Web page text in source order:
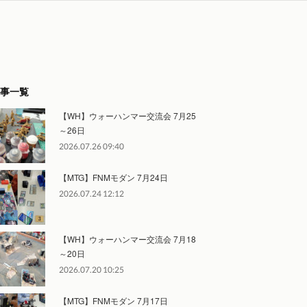
一覧
【WH】ウォーハンマー交流会 7月25
～26日
2026.07.26 09:40
【MTG】FNMモダン 7月24日
2026.07.24 12:12
【WH】ウォーハンマー交流会 7月18
～20日
2026.07.20 10:25
【MTG】FNMモダン 7月17日